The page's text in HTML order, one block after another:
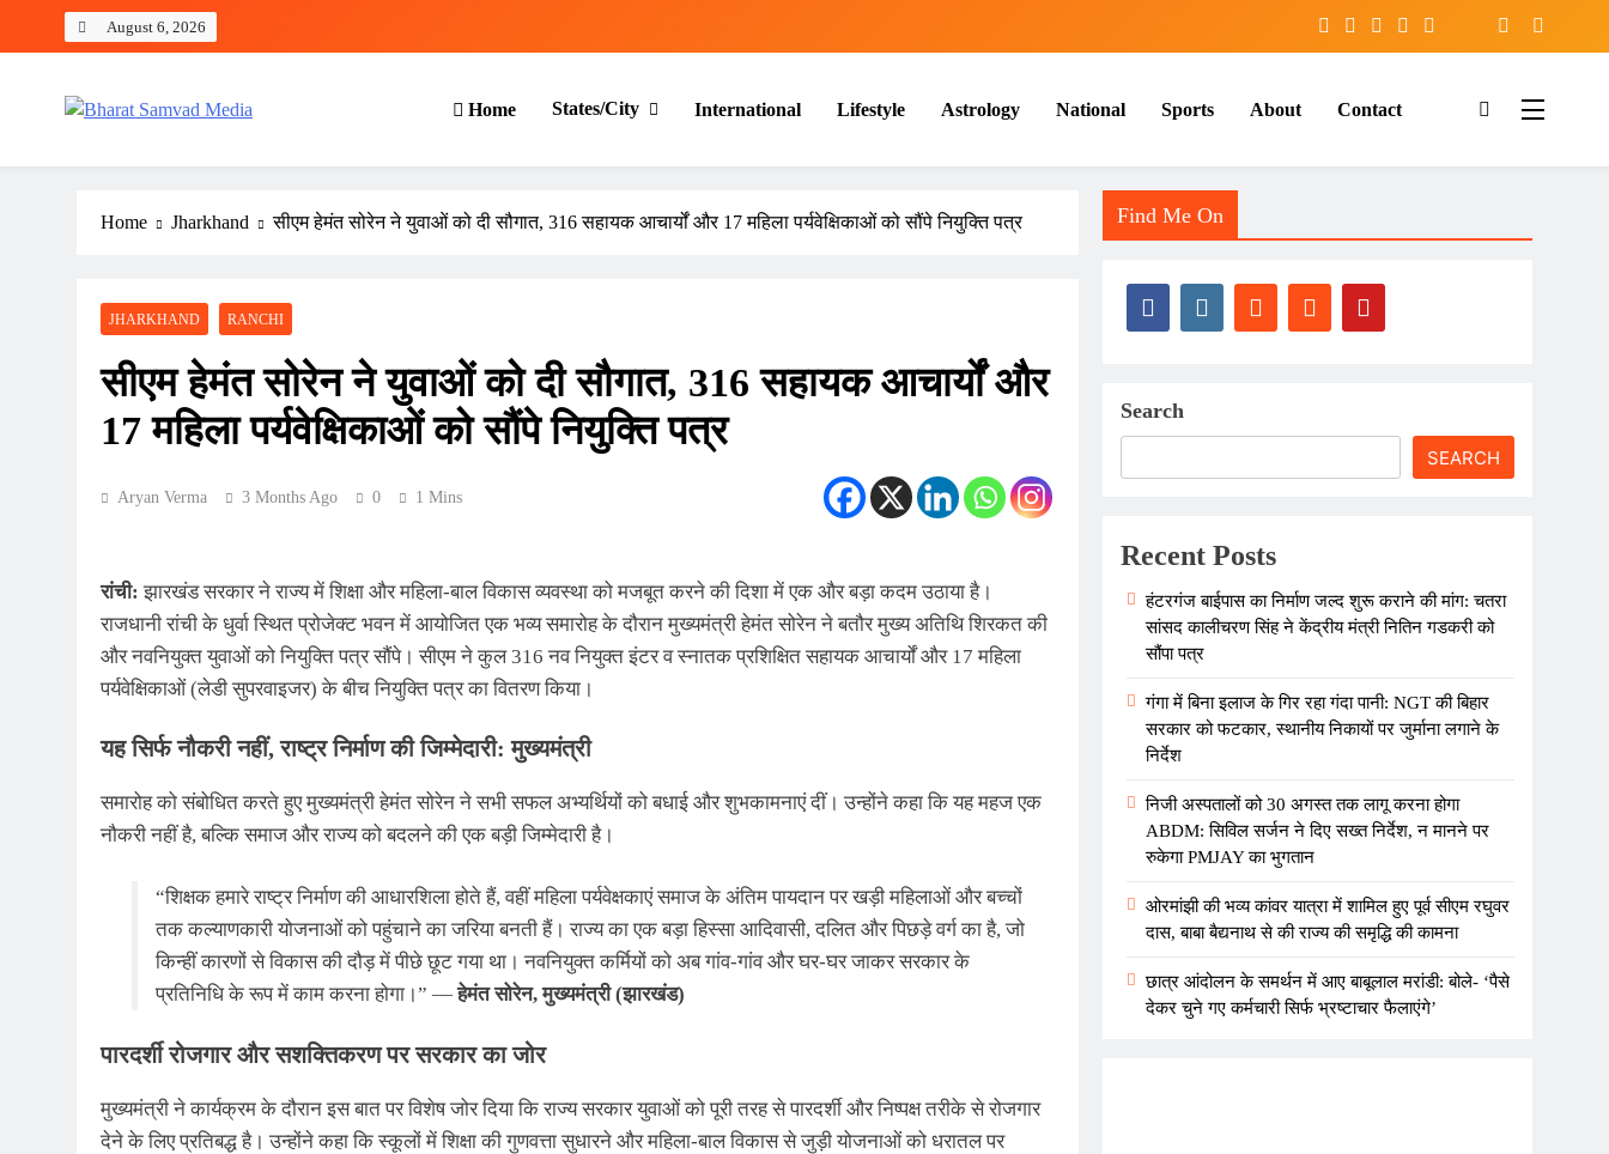
August 6, 2026
Home States/City International Lifestyle Astrology National Sports About Contact
Home Jharkhand सीएम हेमंत सोरेन ने युवाओं को दी सौगात, 316 सहायक आचार्यों और 17 महिला पर्यवेक्षिकाओं को सौंपे नियुक्ति पत्र
JHARKHAND RANCHI
सीएम हेमंत सोरेन ने युवाओं को दी सौगात, 316 सहायक आचार्यों और
17 महिला पर्यवेक्षिकाओं को सौंपे नियुक्ति पत्र
Aryan Verma 3 Months Ago 0 1 Mins
रांची: झारखंड सरकार ने राज्य में शिक्षा और महिला-बाल विकास व्यवस्था को मजबूत करने की दिशा में एक और बड़ा कदम उठाया है।
राजधानी रांची के धुर्वा स्थित प्रोजेक्ट भवन में आयोजित एक भव्य समारोह के दौरान मुख्यमंत्री हेमंत सोरेन ने बतौर मुख्य अतिथि शिरकत की
और नवनियुक्त युवाओं को नियुक्ति पत्र सौंपे। सीएम ने कुल 316 नव नियुक्त इंटर व स्नातक प्रशिक्षित सहायक आचार्यों और 17 महिला
पर्यवेक्षिकाओं (लेडी सुपरवाइजर) के बीच नियुक्ति पत्र का वितरण किया।
यह सिर्फ नौकरी नहीं, राष्ट्र निर्माण की जिम्मेदारी: मुख्यमंत्री
समारोह को संबोधित करते हुए मुख्यमंत्री हेमंत सोरेन ने सभी सफल अभ्यर्थियों को बधाई और शुभकामनाएं दीं। उन्होंने कहा कि यह महज एक
नौकरी नहीं है, बल्कि समाज और राज्य को बदलने की एक बड़ी जिम्मेदारी है।
“शिक्षक हमारे राष्ट्र निर्माण की आधारशिला होते हैं, वहीं महिला पर्यवेक्षकाएं समाज के अंतिम पायदान पर खड़ी महिलाओं और बच्चों
तक कल्याणकारी योजनाओं को पहुंचाने का जरिया बनती हैं। राज्य का एक बड़ा हिस्सा आदिवासी, दलित और पिछड़े वर्ग का है, जो
किन्हीं कारणों से विकास की दौड़ में पीछे छूट गया था। नवनियुक्त कर्मियों को अब गांव-गांव और घर-घर जाकर सरकार के
प्रतिनिधि के रूप में काम करना होगा।” —हेमंत सोरेन, मुख्यमंत्री (झारखंड)
पारदर्शी रोजगार और सशक्तिकरण पर सरकार का जोर
मुख्यमंत्री ने कार्यक्रम के दौरान इस बात पर विशेष जोर दिया कि राज्य सरकार युवाओं को पूरी तरह से पारदर्शी और निष्पक्ष तरीके से रोजगार
देने के लिए प्रतिबद्ध है। उन्होंने कहा कि स्कूलों में शिक्षा की गुणवत्ता सुधारने और महिला-बाल विकास से जुड़ी योजनाओं को धरातल पर
Find Me On
Search
SEARCH
Recent Posts
हंटरगंज बाईपास का निर्माण जल्द शुरू कराने की मांग: चतरा
सांसद कालीचरण सिंह ने केंद्रीय मंत्री नितिन गडकरी को
सौंपा पत्र
गंगा में बिना इलाज के गिर रहा गंदा पानी: NGT की बिहार
सरकार को फटकार, स्थानीय निकायों पर जुर्माना लगाने के
निर्देश
निजी अस्पतालों को 30 अगस्त तक लागू करना होगा
ABDM: सिविल सर्जन ने दिए सख्त निर्देश, न मानने पर
रुकेगा PMJAY का भुगतान
ओरमांझी की भव्य कांवर यात्रा में शामिल हुए पूर्व सीएम रघुवर
दास, बाबा बैद्यनाथ से की राज्य की समृद्धि की कामना
छात्र आंदोलन के समर्थन में आए बाबूलाल मरांडी: बोले- ‘पैसे
देकर चुने गए कर्मचारी सिर्फ भ्रष्टाचार फैलाएंगे’